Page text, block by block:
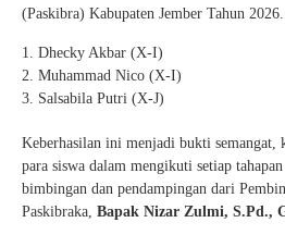
(Paskibra) Kabupaten Jember Tahun
Dhecky Akbar (X-I)
Muhammad Nico (X-I)
Salsabila Putri (X-J)
Keberhasilan ini menjadi bukti semangat,
para siswa dalam mengikuti setiap
bimbingan dan pendampingan dari
Paskibraka, Bapak Nizar Zulmi, S.Pd.,